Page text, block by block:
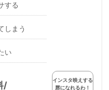
する
しまう
い
/
インスタ映えする
唇になれるわ！